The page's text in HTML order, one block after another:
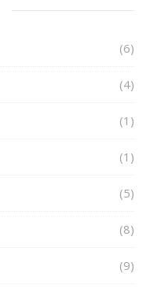
(6)
(4)
(1)
(1)
(5)
(8)
(9)